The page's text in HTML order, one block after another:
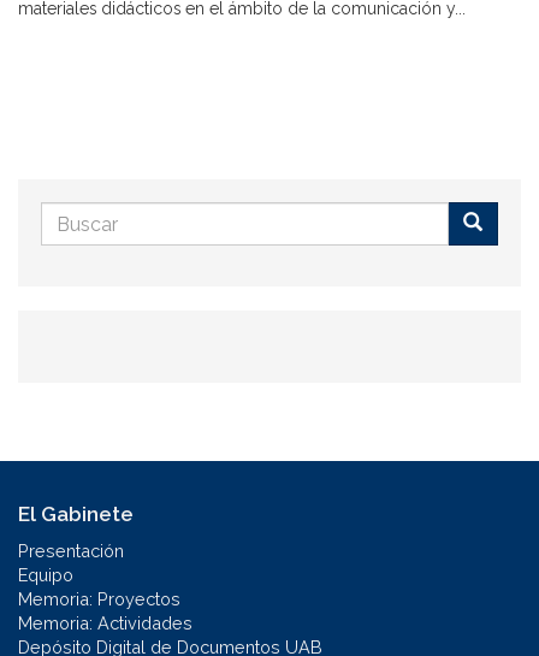
materiales didácticos en el ámbito de la comunicación y...
Formulario
de
El Gabinete
Presentación
Equipo
Memoria: Proyectos
Memoria: Actividades
Depósito Digital de Documentos UAB